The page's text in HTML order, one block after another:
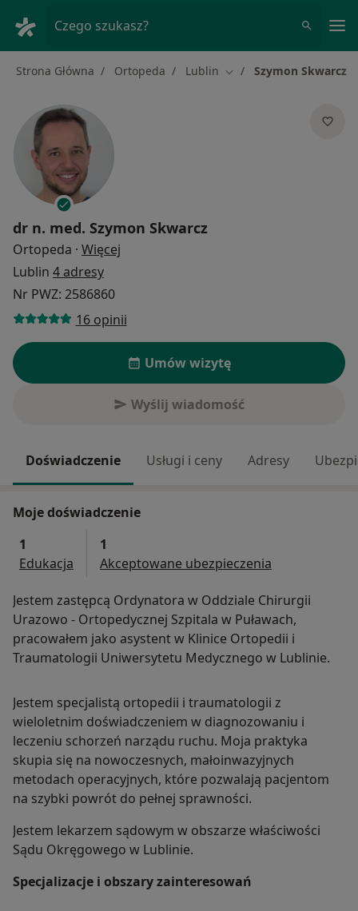
Czego szukasz?
Strona Główna Ortopeda Lublin Zmień miasto
Szymon Skwarcz
dr n. med. Szymon Skwarcz
Ortopeda · Więcej
Lublin 4 adresy
Nr PWZ: 2586860
16 opinii
Umów wizytę
Wyślij wiadomość
Doświadczenie Usługi i ceny Adresy
Moje doświadczenie
1
Edukacja
1
Akceptowane ubezpieczenia
Jestem zastępcą Ordynatora w Oddziale Chirurgii
Urazowo - Ortopedycznej Szpitala w Puławach,
pracowałem jako asystent w Klinice Ortopedii i
Traumatologii Uniwersytetu Medycznego w Lublinie.
Jestem specjalistą ortopedii i traumatologii z
wieloletnim doświadczeniem w diagnozowaniu i
leczeniu schorzeń narządu ruchu. Moja praktyka
skupia się na nowoczesnych, małoinwazyjnych
metodach operacyjnych, które pozwalają pacjentom
na szybki powrót do pełnej sprawności.
Jestem lekarzem sądowym w obszarze właściwości
Sądu Okręgowego w Lublinie.
Specjalizacje i obszary zainteresowań